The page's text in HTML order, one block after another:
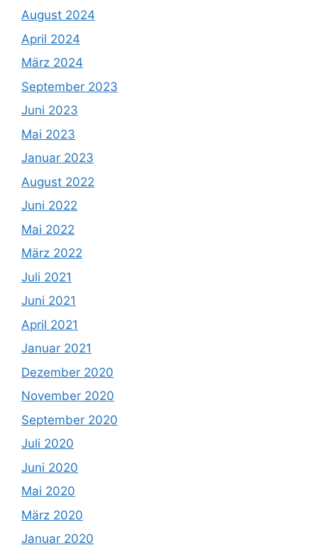
August 2024
April 2024
März 2024
September 2023
Juni 2023
Mai 2023
Januar 2023
August 2022
Juni 2022
Mai 2022
März 2022
Juli 2021
Juni 2021
April 2021
Januar 2021
Dezember 2020
November 2020
September 2020
Juli 2020
Juni 2020
Mai 2020
März 2020
Januar 2020